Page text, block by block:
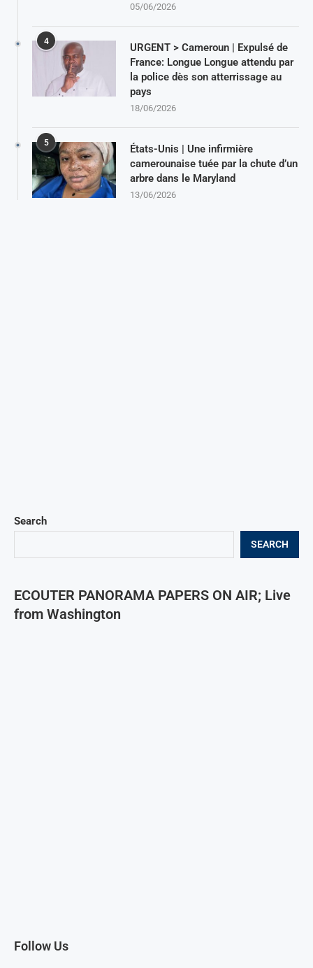
Search
SEARCH
ECOUTER PANORAMA PAPERS ON AIR; Live
from Washington
Follow Us
05/06/2026
4
URGENT > Cameroun | Expulsé de
France: Longue Longue attendu par
la police dès son atterrissage au
pays
18/06/2026
5
États-Unis | Une infirmière
camerounaise tuée par la chute d’un
arbre dans le Maryland
13/06/2026